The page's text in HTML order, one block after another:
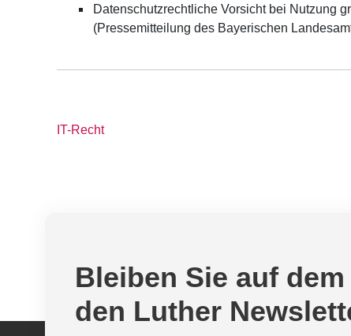
Datenschutzrechtliche Vorsicht bei Nutzung
(Pressemitteilung des Bayerischen
IT-Recht
Bleiben Sie auf
den Luther